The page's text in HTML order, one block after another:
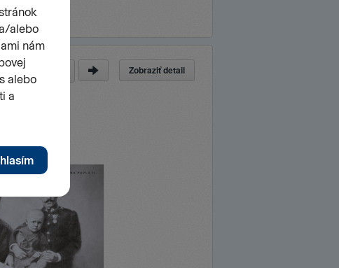
Zobraziť detail